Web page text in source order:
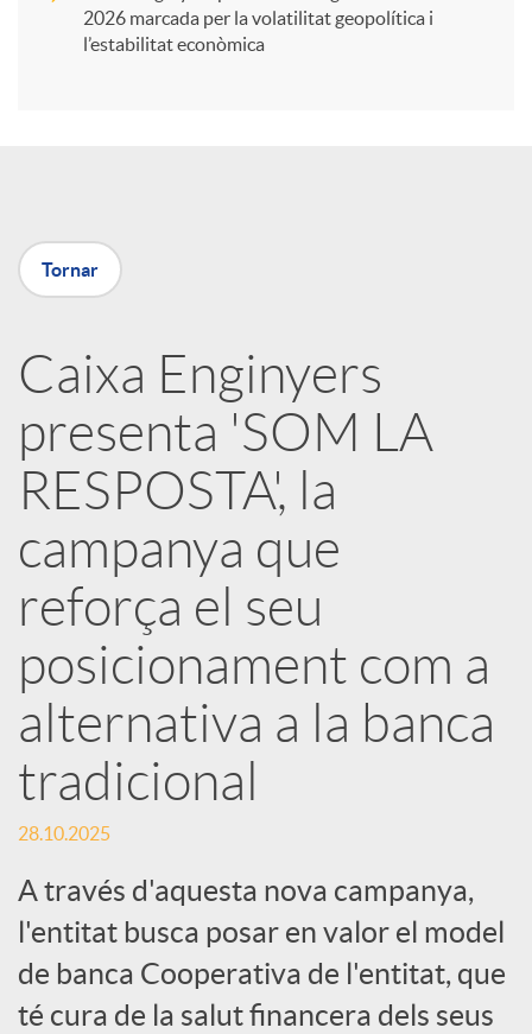
X
r
x
e
s
S
o
c
i
a
2026 marcada per la volatilitat geopolítica i
l’estabilitat econòmica
Tornar
Caixa Enginyers
presenta 'SOM LA
RESPOSTA', la
campanya que
reforça el seu
posicionament com a
alternativa a la banca
tradicional
28.10.2025
A través d'aquesta nova campanya,
l'entitat busca posar en valor el model
de banca Cooperativa de l'entitat, que
té cura de la salut financera dels seus